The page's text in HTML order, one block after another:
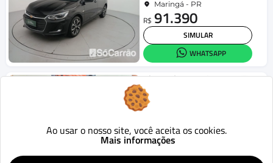
Maringá - PR
R$ 91.390
SIMULAR
WHATSAPP
ChevroletTracker
1.0 Turbo 12V Flex Mec.
2024
R$ 119.900
Ao usar o nosso site, você aceita os cookies.
Mais informações